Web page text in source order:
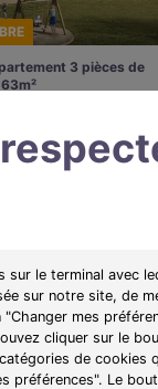
le terminal avec
sur notre site, de
mes
cliquer sur le
de cookies
préférences". Le
3 pièces de
le plan